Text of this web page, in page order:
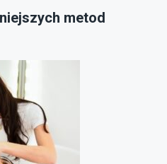
metod